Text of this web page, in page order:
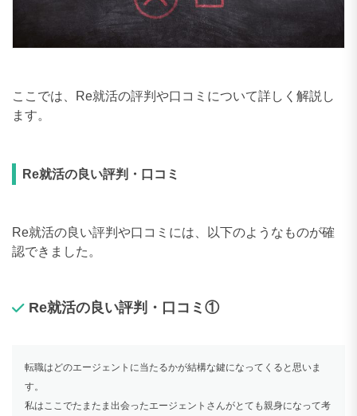
ここでは、Re就活の評判や口コミについて詳しく解説し
ます。
Re就活の良い評判・口コミ
Re就活の良い評判や口コミには、以下のようなものが確
認できました。
Re就活の良い評判・口コミ①
転職はどのエージェントに当たるかが結構な鍵になってくると思いま
す。
私はここでたまたま出会ったエージェントさんがとても親身になって考